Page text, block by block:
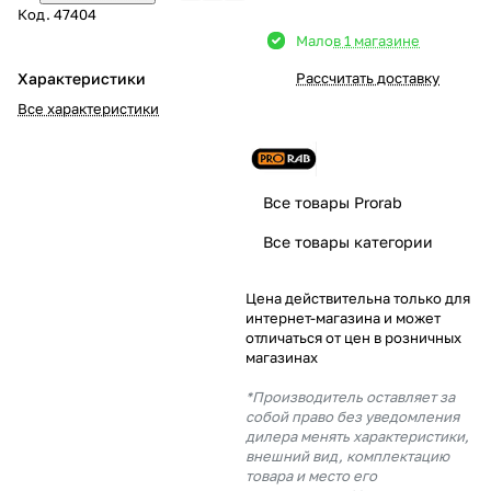
Код. 47404
Характеристики
Все характеристики
Малов 1 магазине
Рассчитать доставку
Все товары Prorab
Все товары категории
Цена действительна только для
интернет-магазина и может
отличаться от цен в розничных
магазинах
*Производитель оставляет за
собой право без уведомления
дилера менять характеристики,
внешний вид, комплектацию
товара и место его
% картой любого банка
% будут
с вашей карты